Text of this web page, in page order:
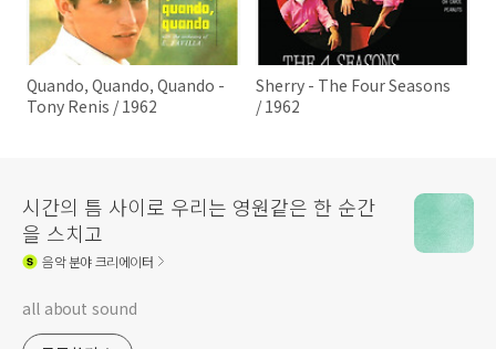
Quando, Quando, Quando -
Tony Renis / 1962
Sherry - The Four Seasons
/ 1962
시간의 틈 사이로 우리는 영원같은 한 순간
을 스치고
음악분야 크리에이터
all about sound